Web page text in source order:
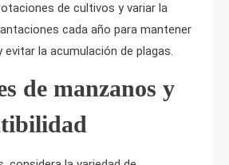
de cultivos y variar la
cada año para mantener
evitar la acumulación de plagas.
de manzanos y